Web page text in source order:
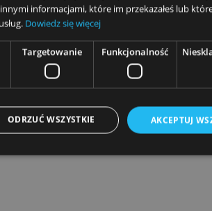
konieczne jest
żądaną kategorię. W
danego użytkownika.
która jest mierzona
nasze oceny lub
za pośrednictwem
cookie
personalizacji treści, reklam i analizy
korzystasz z naszej witryny, naszym
łączyć je z innymi informacjami, które im
z ich usług.Dowiedz się więcej
Targetowanie